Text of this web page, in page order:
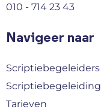
010 - 714 23 43
Navigeer naar
Scriptiebegeleiders
Scriptiebegeleiding
Tarieven